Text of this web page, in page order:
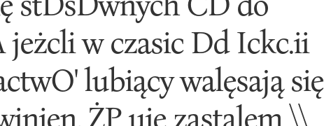
jeżcli w czasic Dd Ickc.ii
lubiący walęsają się
ŻP uie zastalem \\